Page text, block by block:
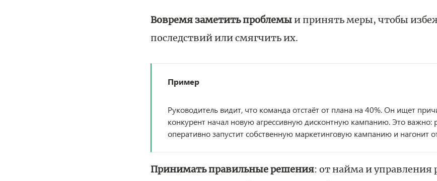
Вовремя заметить проблемыи принять меры, чтобы
последствий или смягчить их.
Пример
Руководитель видит, что команда отстаёт от плана на 40%. Он ищет
конкурент начал новую агрессивную дисконтную кампанию. Это важно:
оперативно запустит собственную маркетинговую кампанию и нагонит
Принимать правильные решения: от найма и управления